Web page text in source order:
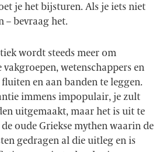
je het bijsturen. Als je iets niet
– bevraag het.
wordt steeds meer om
wetenschappers en
en aan banden te leggen.
immens impopulair, je zult
uitgemaakt, maar het is uit te
oude Griekse mythen waarin de
gedragen al die uitleg en is